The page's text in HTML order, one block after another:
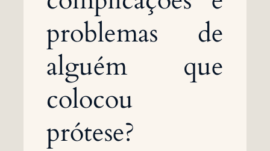
problemas de
alguém que
colocou
prótese?